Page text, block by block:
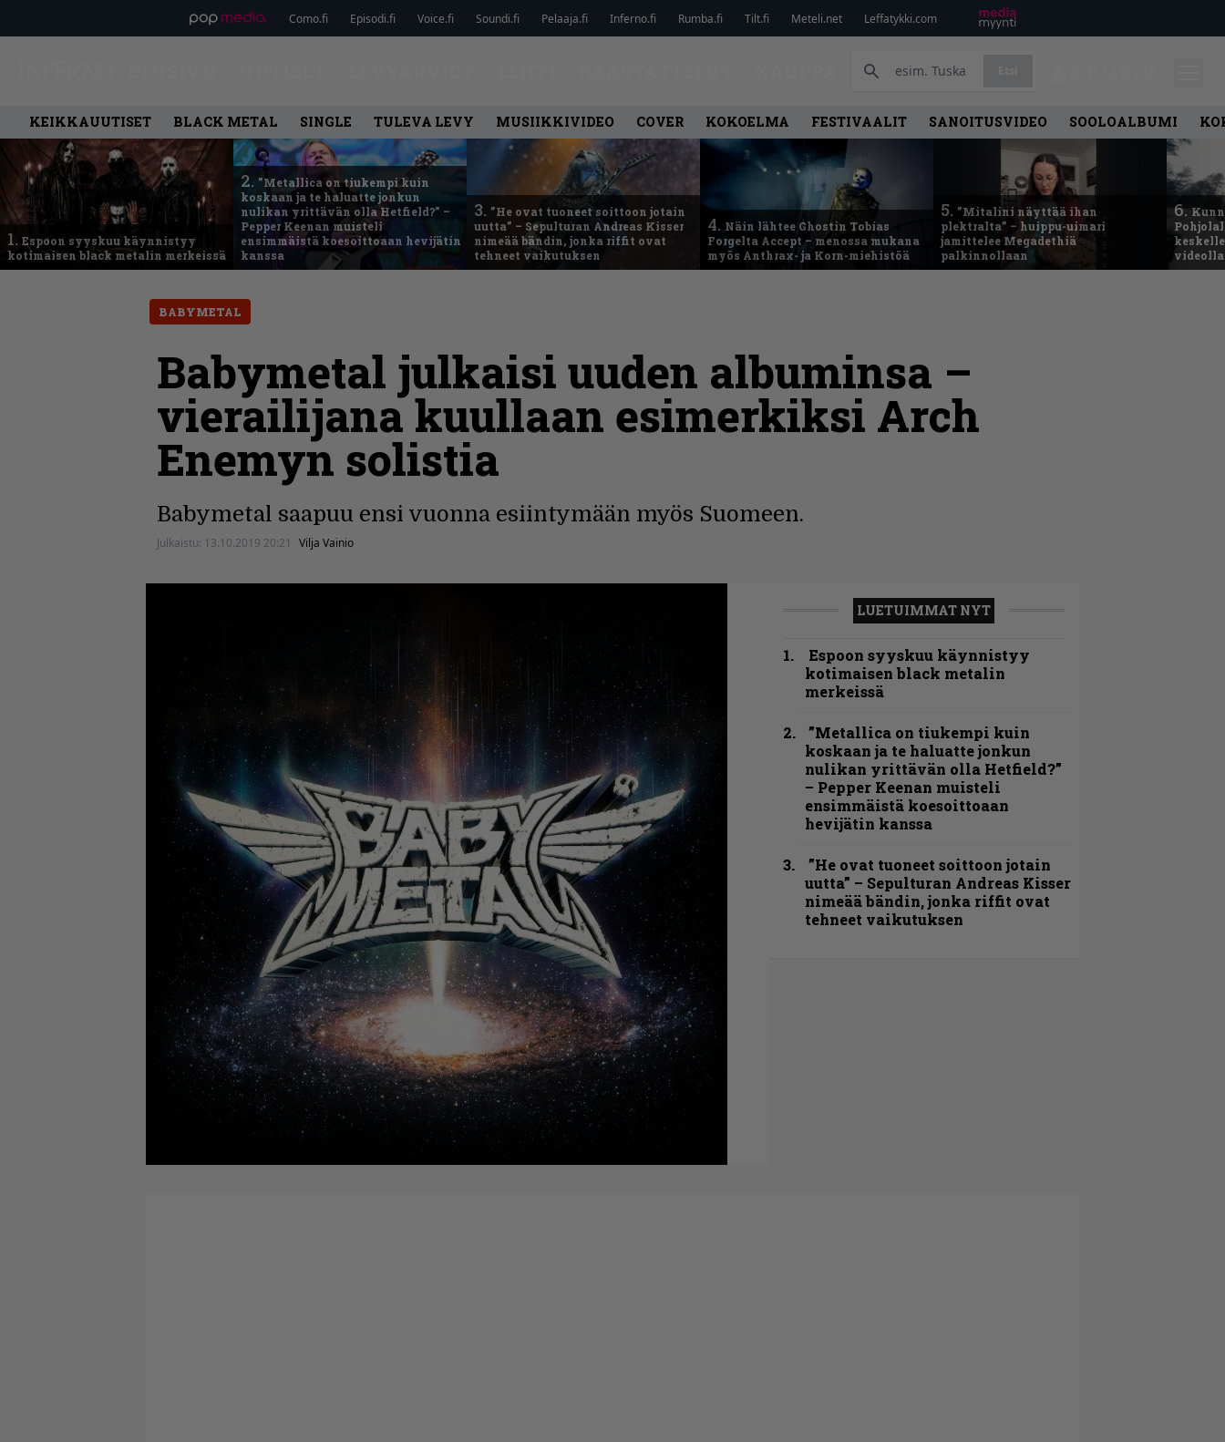
Como.fi Episodi.fi Voice.fi Soundi.fi Pelaaja.fi Inferno.fi Rumba.fi Tilt.fi Meteli.net Leffatykki.com
KEIKKAUUTISET BLACK METAL SINGLE TULEVA LEVY MUSIIKKIVIDEO COVER KOKOELMA FESTIVAALIT SANOITUSVIDEO SOOLOALBUMI
1. Espoon syyskuu käynnistyy
kotimaisen black metalin merkeissä
2. ”Metallica on tiukempi kuin
koskaan ja te haluatte jonkun
nulikan yrittävän olla Hetfield?” –
Pepper Keenan muisteli
ensimmäistä koesoittoaan hevijätin
kanssa
3. ”He ovat tuoneet soittoon jotain
uutta” – Sepulturan Andreas Kisser
nimeää bändin, jonka riffit ovat
tehneet vaikutuksen
4. Näin lähtee Ghostin Tobias
Forgelta Accept – menossa mukana
myös Anthrax- ja Korn-miehistöä
5. ”Mitalini näyttää ihan
plektralta” – huippu-uimari
jamittelee Megadethiä
palkinnollaan
6.
BABYMETAL
Babymetal julkaisi uuden albuminsa –
vierailijana kuullaan esimerkiksi Arch
Enemyn solistia
Babymetal saapuu ensi vuonna esiintymään myös Suomeen.
Julkaistu: 13.10.2019 20:21 Vilja Vainio
LUETUIMMAT NYT
Espoon syyskuu käynnistyy
kotimaisen black metalin
merkeissä
”Metallica on tiukempi kuin
koskaan ja te haluatte jonkun
nulikan yrittävän olla Hetfield?”
– Pepper Keenan muisteli
ensimmäistä koesoittoaan
hevijätin kanssa
”He ovat tuoneet soittoon jotain
uutta” – Sepulturan Andreas Kisser
nimeää bändin, jonka riffit ovat
tehneet vaikutuksen